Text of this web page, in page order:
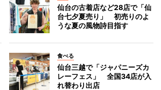
仙台の古着店など28店で「仙
台七夕夏売り」 初売りのよ
うな夏の風物詩目指す
食べる
仙台三越で「ジャパニーズカ
レーフェス」 全国34店が入
れ替わり出店